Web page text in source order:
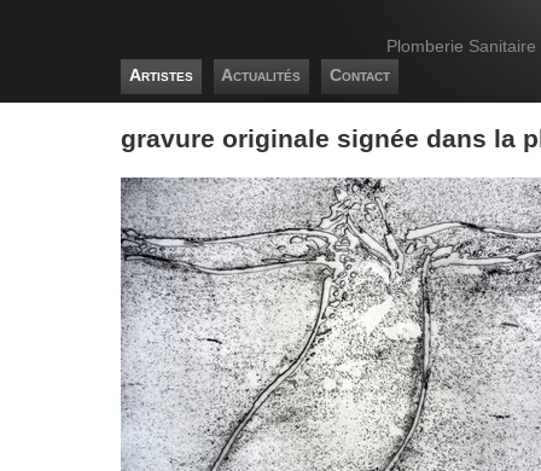
gravure originale signée dans la
Plomberie
Artistes
Actualités Contact